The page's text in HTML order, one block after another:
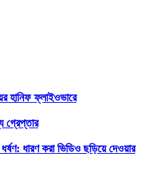
হানিফ ফ্লাইওভারে
গ্রেপ্তার
ধারণ করা ভিডিও ছড়িয়ে দেওয়ার